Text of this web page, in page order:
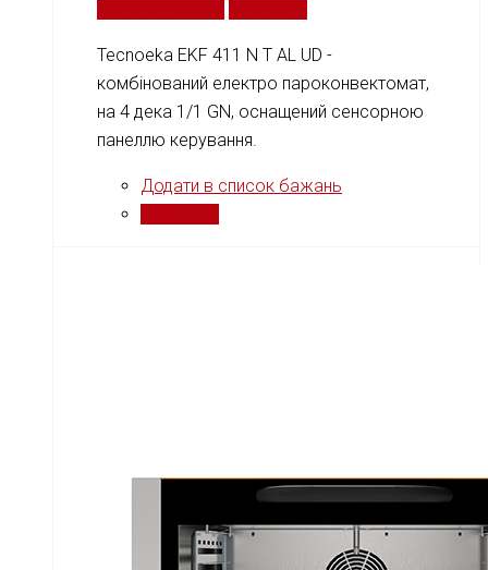
Tecnoeka EKF 411 N T AL UD -
комбінований електро пароконвектомат,
на 4 дека 1/1 GN, оснащений сенсорною
панеллю керування.
Додати в список бажань